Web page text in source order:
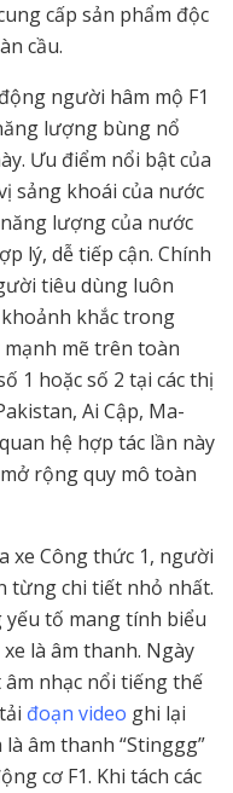
cấp sản phẩm độc
cầu.
người hâm mộ F1
lượng bùng nổ
Ưu điểm nổi bật của
sảng khoái của nước
lượng của nước
lý, dễ tiếp cận. Chính
tiêu dùng luôn
khắc trong
mẽ trên toàn
1 hoặc số 2 tại các thị
Ai Cập, Ma-
hệ hợp tác lần này
rộng quy mô toàn
xe Công thức 1, người
từng chi tiết nhỏ nhất.
yếu tố mang tính biểu
là âm thanh. Ngày
âm nhạc nổi tiếng thế
đoạn video ghi lại
âm thanh “Stinggg”
cơ F1. Khi tách các